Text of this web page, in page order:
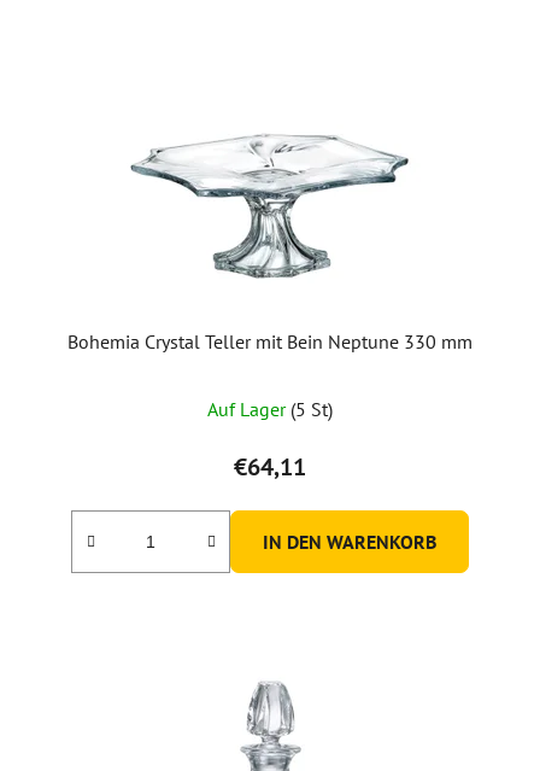
Bohemia Crystal Teller mit Bein Neptune 330 mm
Auf Lager (5 St)
€64,11
IN DEN WARENKORB